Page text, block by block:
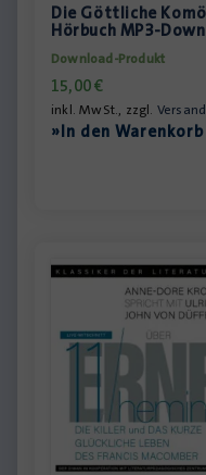
Die Göttliche
Hörbuch MP3-
Download-Produkt
15,00€
inkl. MwSt., zzgl.
»In den Warenkorb